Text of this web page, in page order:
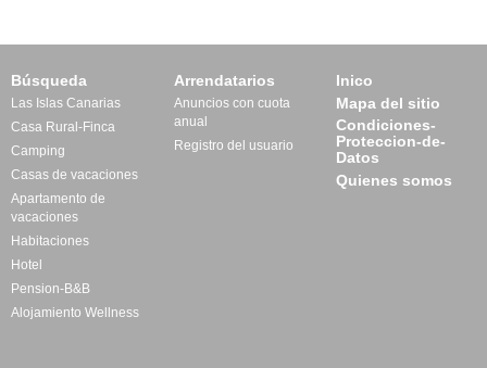
Búsqueda
Las Islas Canarias
Casa Rural-Finca
Camping
Casas de vacaciones
Apartamento de
vacaciones
Habitaciones
Hotel
Pension-B&B
Alojamiento Wellness
Arrendatarios
Anuncios con cuota
anual
Registro del usuario
Inico
Mapa del sitio
Condiciones-
Proteccion-de-
Datos
Quienes somos